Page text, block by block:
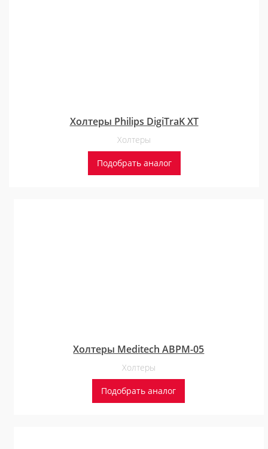
Холтеры Philips DigiTraK XT
Холтеры
Подобрать аналог
Холтеры Meditech ABPM-05
Холтеры
Подобрать аналог